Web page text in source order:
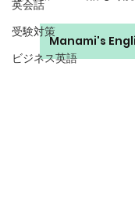
英会話
受験対策
ビジネス英語
Manami's